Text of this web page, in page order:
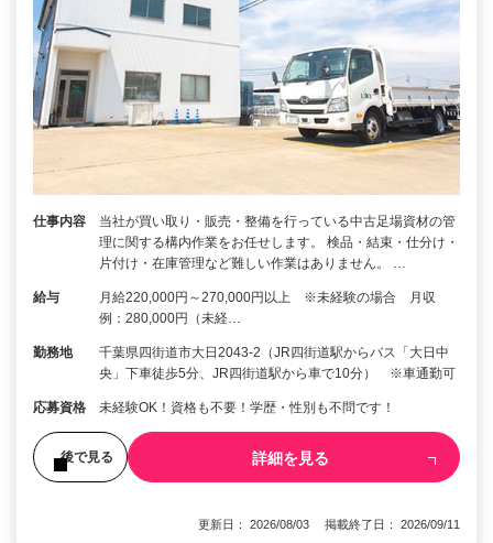
仕事内容
当社が買い取り・販売・整備を行っている中古足場資材の管
理に関する構内作業をお任せします。 検品・結束・仕分け・
片付け・在庫管理など難しい作業はありません。 …
給与
月給220,000円～270,000円以上 ※未経験の場合 月収
例：280,000円（未経…
勤務地
千葉県四街道市大日2043-2（JR四街道駅からバス「大日中
央」下車徒歩5分、JR四街道駅から車で10分） ※車通勤可
応募資格 未経験OK！資格も不要！学歴・性別も不問です！
後で見る 詳細を見る
更新日： 2026/08/03 掲載終了日： 2026/09/11